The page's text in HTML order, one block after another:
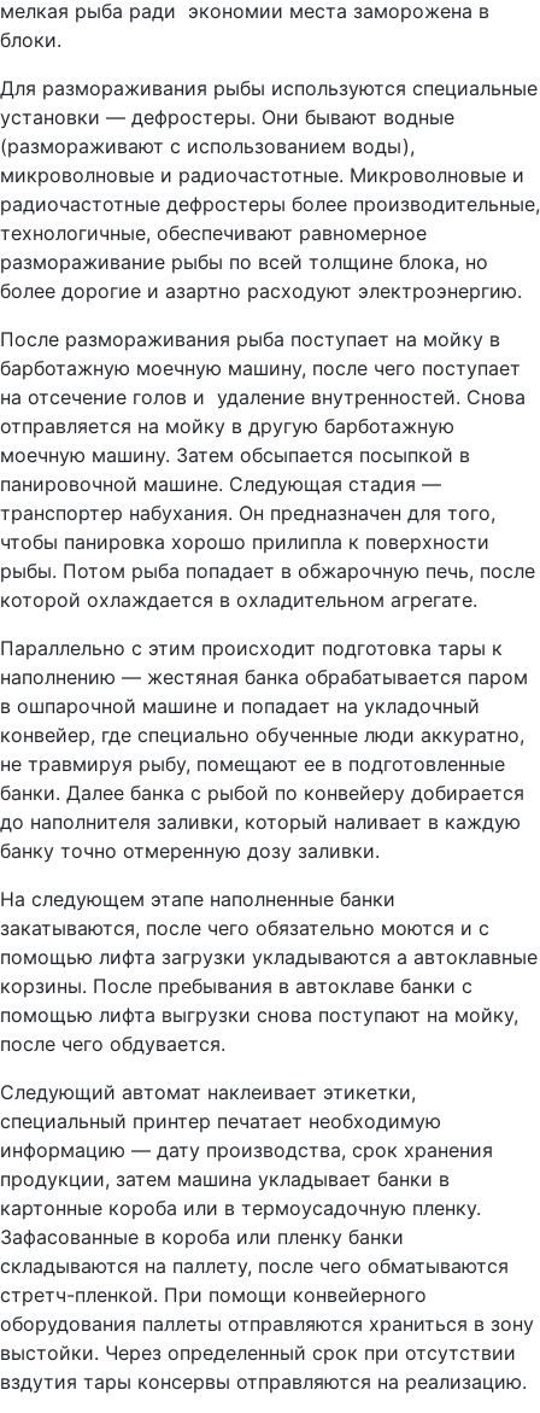
мелкая рыба ради экономии места заморожена в
блоки.
Для размораживания рыбы используются специальные
установки — дефростеры. Они бывают водные
(размораживают с использованием воды),
микроволновые и радиочастотные. Микроволновые и
радиочастотные дефростеры более производительные,
технологичные, обеспечивают равномерное
размораживание рыбы по всей толщине блока, но
более дорогие и азартно расходуют электроэнергию.
После размораживания рыба поступает на мойку в
барботажную моечную машину, после чего поступает
на отсечение голов и удаление внутренностей. Снова
отправляется на мойку в другую барботажную
моечную машину. Затем обсыпается посыпкой в
панировочной машине. Следующая стадия —
транспортер набухания. Он предназначен для того,
чтобы панировка хорошо прилипла к поверхности
рыбы. Потом рыба попадает в обжарочную печь, после
которой охлаждается в охладительном агрегате.
Параллельно с этим происходит подготовка тары к
наполнению — жестяная банка обрабатывается паром
в ошпарочной машине и попадает на укладочный
конвейер, где специально обученные люди аккуратно,
не травмируя рыбу, помещают ее в подготовленные
банки. Далее банка с рыбой по конвейеру добирается
до наполнителя заливки, который наливает в каждую
банку точно отмеренную дозу заливки.
На следующем этапе наполненные банки
закатываются, после чего обязательно моются и с
помощью лифта загрузки укладываются а автоклавные
корзины. После пребывания в автоклаве банки с
помощью лифта выгрузки снова поступают на мойку,
после чего обдувается.
Следующий автомат наклеивает этикетки,
специальный принтер печатает необходимую
информацию — дату производства, срок хранения
продукции, затем машина укладывает банки в
картонные короба или в термоусадочную пленку.
Зафасованные в короба или пленку банки
складываются на паллету, после чего обматываются
стретч-пленкой. При помощи конвейерного
оборудования паллеты отправляются храниться в зону
выстойки. Через определенный срок при отсутствии
вздутия тары консервы отправляются на реализацию.